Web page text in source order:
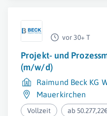
vor 30+ T
Projekt- und
(m/w/d)
Raimund Beck KG
Mauerkirchen
Vollzeit ab